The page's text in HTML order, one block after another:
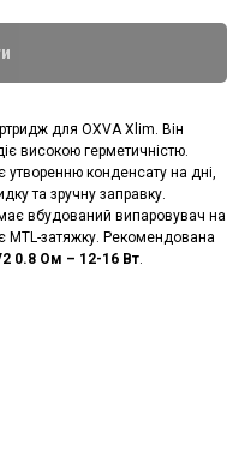
для OXVA Xlim. Він
високою герметичністю.
утворенню конденсату на дні,
та зручну заправку.
має вбудований випаровувач на
MTL-затяжку. Рекомендована
0.8 Ом – 12-16 Вт.